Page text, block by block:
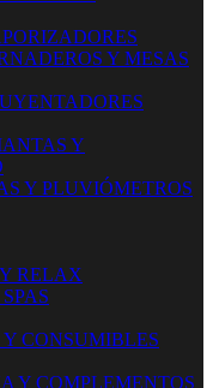
Y MESAS
Y
Y PLUVIÓMETROS
RELAX
CONSUMIBLES
Y COMPLEMENTOS